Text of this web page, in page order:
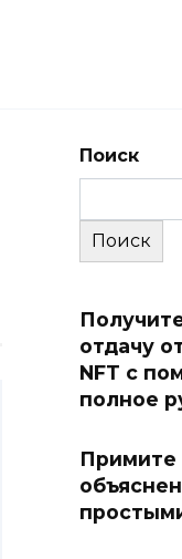
Поиск
Поиск
отдачу
NFT с
полное
Примите